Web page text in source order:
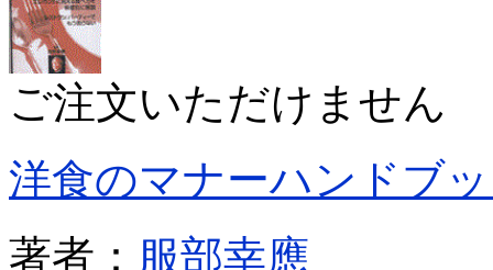
ご注文いただけません
洋食のマナーハンドブ
著者： 服部幸應